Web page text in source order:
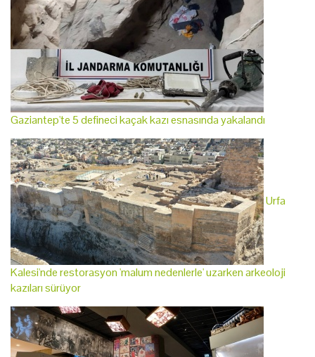
Gaziantep'te 5 defineci kaçak kazı esnasında yakalandı
Urfa
Kalesi'nde restorasyon 'malum nedenlerle' uzarken arkeoloji
kazıları sürüyor